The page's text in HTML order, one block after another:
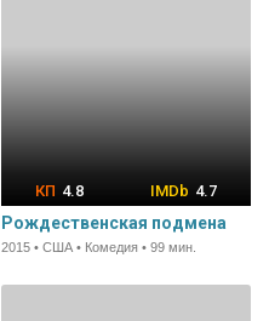
4.8 4.7
Рождественская подмена
2015 • США • Комедия • 99 мин.